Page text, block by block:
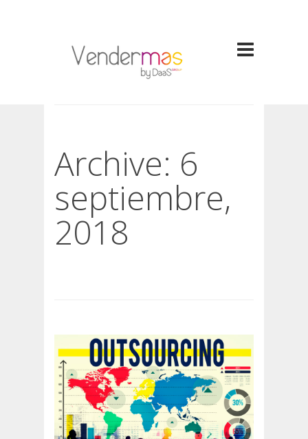
Archive: 6
septiembre,
2018